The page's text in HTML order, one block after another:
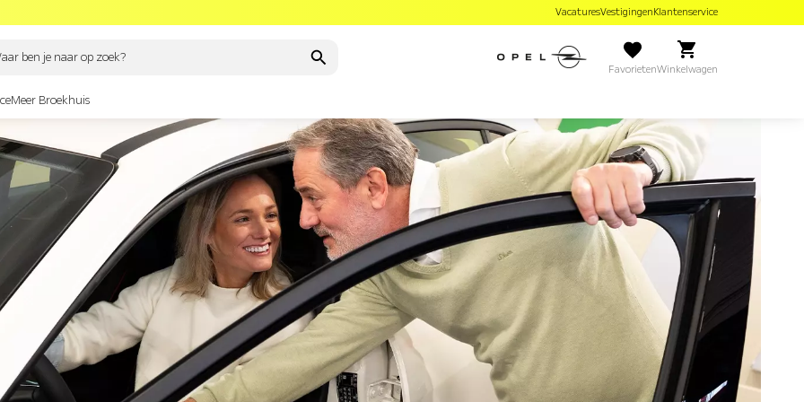
VacaturesVestigingenKlantenservice
ben je naar op zoek?
FavorietenWinkelwagen
Meer Broekhuis